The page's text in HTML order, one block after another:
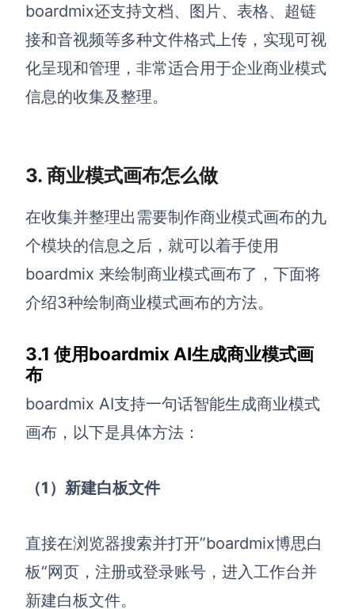
AI生成AARRR模型
模板社区
企业服务
管理功能定制 · 专业部署方案
用boardmix提升团队协作效率
满足企业级团队协作和管理需求
帮助中心
知识分享社区
探索创意灵感与高效协作技巧
boardmix还支持文档、图片、表格、超链
接和音视频等多种文件格式上传，实现可视
化呈现和管理，非常适合用于企业商业模式
信息的收集及整理。
3. 商业模式画布怎么做
在收集并整理出需要制作商业模式画布的九
个模块的信息之后，就可以着手使用
boardmix 来绘制商业模式画布了，下面将
介绍3种绘制商业模式画布的方法。
3.1 使用boardmix AI生成商业模式画
布
boardmix AI支持一句话智能生成商业模式
画布，以下是具体方法：
（1）新建白板文件
直接在浏览器搜索并打开”boardmix博思白
板“网页，注册或登录账号，进入工作台并
新建白板文件。